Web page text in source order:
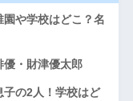
や学校はどこ？名
優・財津優太郎
子の2人！学校はど